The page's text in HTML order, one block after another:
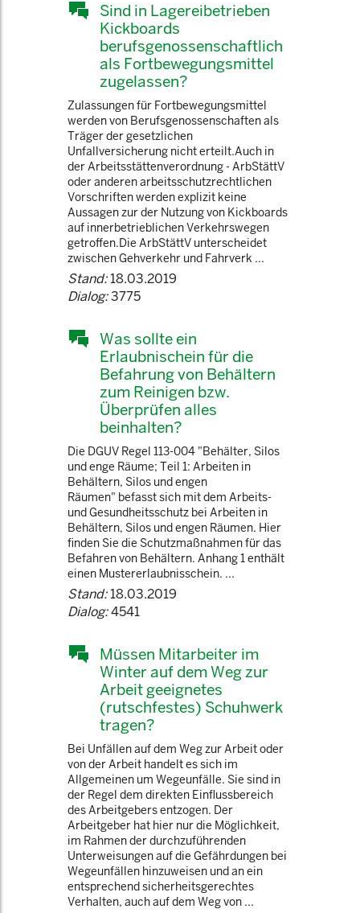
Sind in Lagereibetrieben
Kickboards
berufsgenossenschaftlich
als Fortbewegungsmittel
zugelassen?
Zulassungen für Fortbewegungsmittel
werden von Berufsgenossenschaften als
Träger der gesetzlichen
Unfallversicherung nicht erteilt.Auch in
der Arbeitsstättenverordnung - ArbStättV
oder anderen arbeitsschutzrechtlichen
Vorschriften werden explizit keine
Aussagen zur der Nutzung von Kickboards
auf innerbetrieblichen Verkehrswegen
getroffen.Die ArbStättV unterscheidet
zwischen Gehverkehr und Fahrverk ...
Stand:18.03.2019
Dialog:3775
Was sollte ein
Erlaubnischein für die
Befahrung von Behältern
zum Reinigen bzw.
Überprüfen alles
beinhalten?
Die DGUV Regel 113-004 "Behälter, Silos
und enge Räume; Teil 1: Arbeiten in
Behältern, Silos und engen
Räumen" befasst sich mit dem Arbeits-
und Gesundheitsschutz bei Arbeiten in
Behältern, Silos und engen Räumen. Hier
finden Sie die Schutzmaßnahmen für das
Befahren von Behältern. Anhang 1 enthält
einen Mustererlaubnisschein. ...
Stand:18.03.2019
Dialog:4541
Müssen Mitarbeiter im
Winter auf dem Weg zur
Arbeit geeignetes
(rutschfestes) Schuhwerk
tragen?
Bei Unfällen auf dem Weg zur Arbeit oder
von der Arbeit handelt es sich im
Allgemeinen um Wegeunfälle. Sie sind in
der Regel dem direkten Einflussbereich
des Arbeitgebers entzogen. Der
Arbeitgeber hat hier nur die Möglichkeit,
im Rahmen der durchzuführenden
Unterweisungen auf die Gefährdungen bei
Wegeunfällen hinzuweisen und an ein
entsprechend sicherheitsgerechtes
Verhalten, auch auf dem Weg von ...